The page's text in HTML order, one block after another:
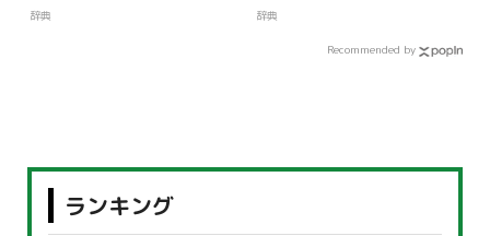
辞典 辞典
Recommended by
ランキング